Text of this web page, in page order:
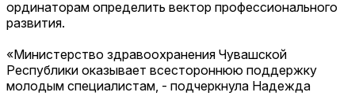
ординаторам определить вектор профессионального
развития.
«Министерство здравоохранения Чувашской
Республики оказывает всестороннюю поддержку
молодым специалистам, - подчеркнула Надежда